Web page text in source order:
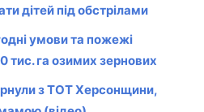
дітей під обстрілами
умови та пожежі
тис. га озимих зернових
з ТОТ Херсонщини,